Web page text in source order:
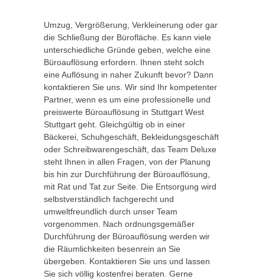
Umzug, Vergrößerung, Verkleinerung oder gar
die Schließung der Bürofläche. Es kann viele
unterschiedliche Gründe geben, welche eine
Büroauflösung erfordern. Ihnen steht solch
eine Auflösung in naher Zukunft bevor? Dann
kontaktieren Sie uns. Wir sind Ihr kompetenter
Partner, wenn es um eine professionelle und
preiswerte Büroauflösung in Stuttgart West
Stuttgart geht. Gleichgültig ob in einer
Bäckerei, Schuhgeschäft, Bekleidungsgeschäft
oder Schreibwarengeschäft, das Team Deluxe
steht Ihnen in allen Fragen, von der Planung
bis hin zur Durchführung der Büroauflösung,
mit Rat und Tat zur Seite. Die Entsorgung wird
selbstverständlich fachgerecht und
umweltfreundlich durch unser Team
vorgenommen. Nach ordnungsgemäßer
Durchführung der Büroauflösung werden wir
die Räumlichkeiten besenrein an Sie
übergeben. Kontaktieren Sie uns und lassen
Sie sich völlig kostenfrei beraten. Gerne